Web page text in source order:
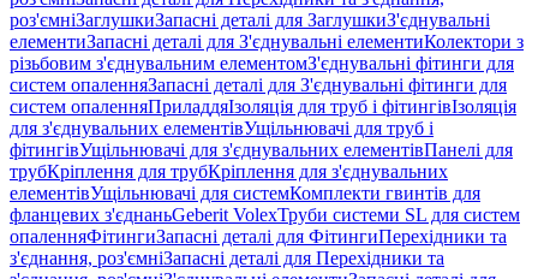
роз'ємніЗаглушкиЗапасні деталі для ЗаглушкиЗ'єднувальні
елементиЗапасні деталі для З'єднувальні елементиКолектори з
різьбовим з'єднувальним елементомЗ'єднувальні фітинги для
систем опаленняЗапасні деталі для З'єднувальні фітинги для
систем опаленняПриладдяІзоляція для труб і фітингівІзоляція
для з'єднувальних елементівУщільнювачі для труб і
фітингівУщільнювачі для з'єднувальних елементівПанелі для
трубКріплення для трубКріплення для з'єднувальних
елементівУщільнювачі для системКомплекти гвинтів для
фланцевих з'єднаньGeberit VolexТруби системи SL для систем
опаленняФітингиЗапасні деталі для ФітингиПерехідники та
з'єднання, роз'ємніЗапасні деталі для Перехідники та